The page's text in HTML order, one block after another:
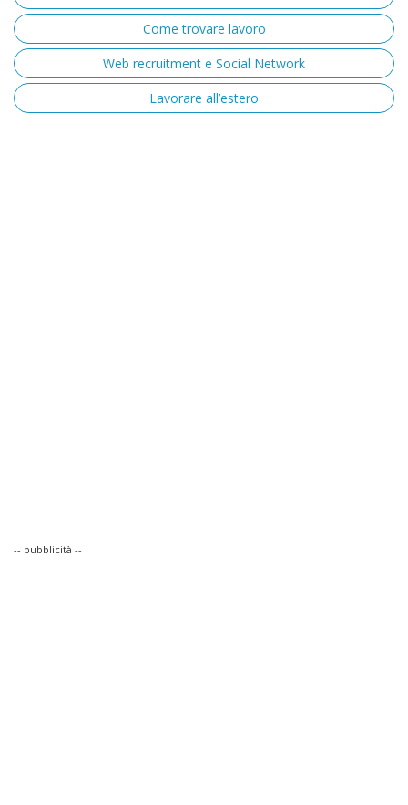
Come trovare lavoro
Web recruitment e Social Network
Lavorare all’estero
-- pubblicità --